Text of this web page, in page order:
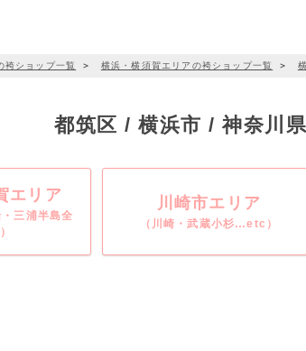
袴ショップ一覧 ＞ 横浜・横須賀エリアの袴ショップ一覧 ＞
都筑区 / 横浜市 / 神奈川
エリア
・三浦半島全
川崎市エリア
（川崎・武蔵小杉…etc）